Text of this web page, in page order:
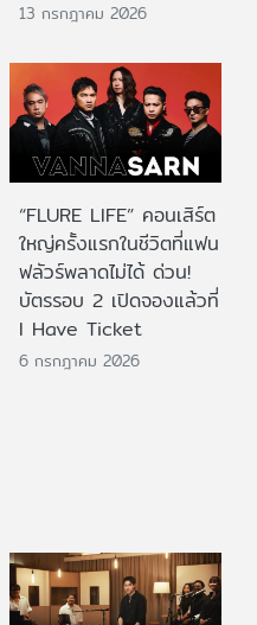
13 กรกฎาคม 2026
“FLURE LIFE” คอนเสิร์ต
ใหญ่ครั้งแรกในชีวิตที่แฟน
ฟลัวร์พลาดไม่ได้ ด่วน!
บัตรรอบ 2 เปิดจองแล้วที่
I Have Ticket
6 กรกฎาคม 2026